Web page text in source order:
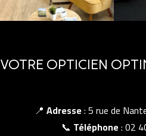
VOTRE OPTICIEN
📍Adresse: 5 rue de
📞 Téléphone: 02